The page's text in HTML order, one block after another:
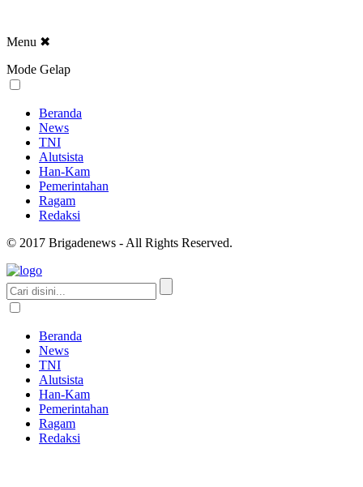
Menu ✖
Mode Gelap
Beranda
News
TNI
Alutsista
Han-Kam
Pemerintahan
Ragam
Redaksi
© 2017 Brigadenews - All Rights Reserved.
Beranda
News
TNI
Alutsista
Han-Kam
Pemerintahan
Ragam
Redaksi